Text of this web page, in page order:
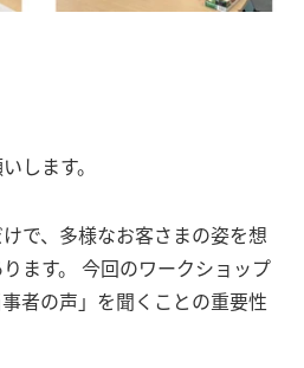
します。
で、多様なお客さまの姿を想
ます。 今回のワークショップ
者の声」を聞くことの重要性